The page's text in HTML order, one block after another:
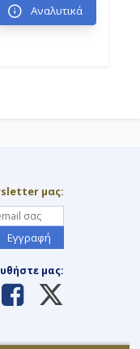
Αναλυτικά
μας:
Εγγραφή
μας: